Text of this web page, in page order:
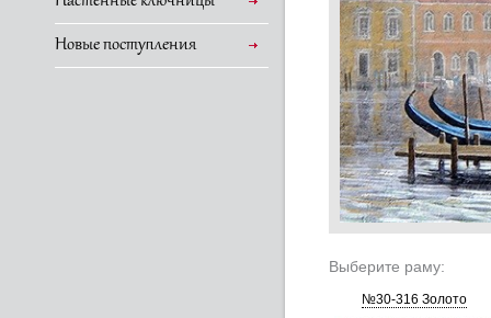
Новые поступления
Выберите раму:
№30-316 Золото